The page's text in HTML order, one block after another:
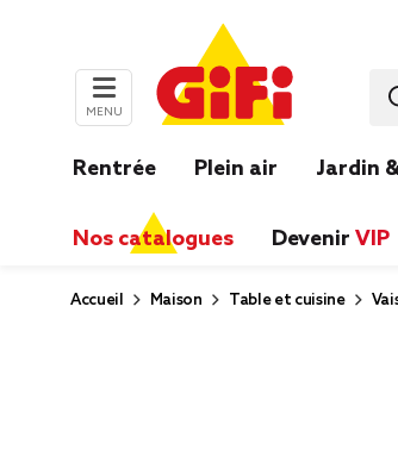
MENU
Rentrée Plein air Jardin
Nos catalogues Devenir VIP
Accueil Maison Table et cuisine